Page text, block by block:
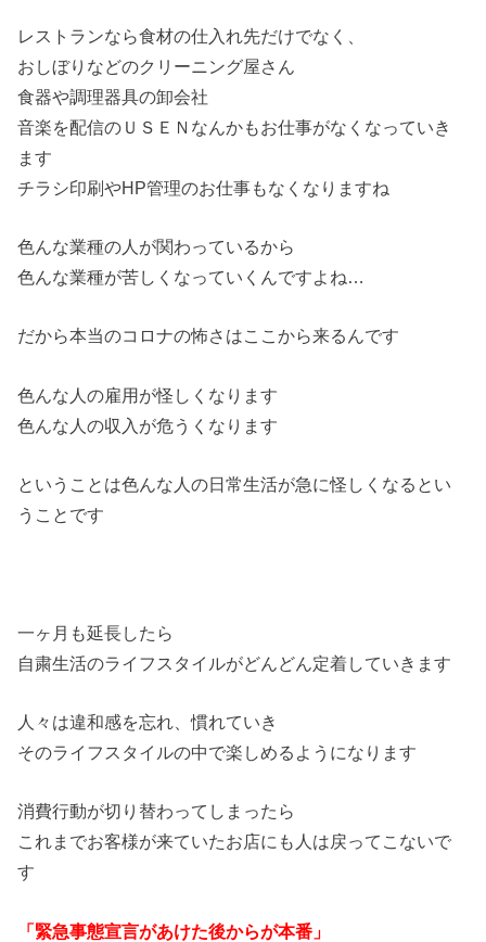
レストランなら食材の仕入れ先だけでなく、
おしぼりなどのクリーニング屋さん
食器や調理器具の卸会社
音楽を配信のＵＳＥＮなんかもお仕事がなくなっていき
ます
チラシ印刷やHP管理のお仕事もなくなりますね
色んな業種の人が関わっているから
色んな業種が苦しくなっていくんですよね…
だから本当のコロナの怖さはここから来るんです
色んな人の雇用が怪しくなります
色んな人の収入が危うくなります
ということは色んな人の日常生活が急に怪しくなるとい
うことです
一ヶ月も延長したら
自粛生活のライフスタイルがどんどん定着していきます
人々は違和感を忘れ、慣れていき
そのライフスタイルの中で楽しめるようになります
消費行動が切り替わってしまったら
これまでお客様が来ていたお店にも人は戻ってこないで
す
「緊急事態宣言があけた後からが本番」